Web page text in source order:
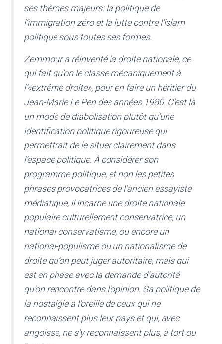
ses thèmes majeurs: la politique de
l’immigration zéro et la lutte contre l’islam
politique sous toutes ses formes.
Zemmour a réinventé la droite nationale, ce
qui fait qu’on le classe mécaniquement à
l’«extrême droite», pour en faire un héritier du
Jean-Marie Le Pen des années 1980. C’est là
un mode de diabolisation plutôt qu’une
identification politique rigoureuse qui
permettrait de le situer clairement dans
l’espace politique. À considérer son
programme politique, et non les petites
phrases provocatrices de l’ancien essayiste
médiatique, il incarne une droite nationale
populaire culturellement conservatrice, un
national-conservatisme, ou encore un
national-populisme ou un nationalisme de
droite qu’on peut juger autoritaire, mais qui
est en phase avec la demande d’autorité
qu’on rencontre dans l’opinion. Sa politique de
la nostalgie a l’oreille de ceux qui ne
reconnaissent plus leur pays et qui, avec
angoisse, ne s’y reconnaissent plus, à tort ou